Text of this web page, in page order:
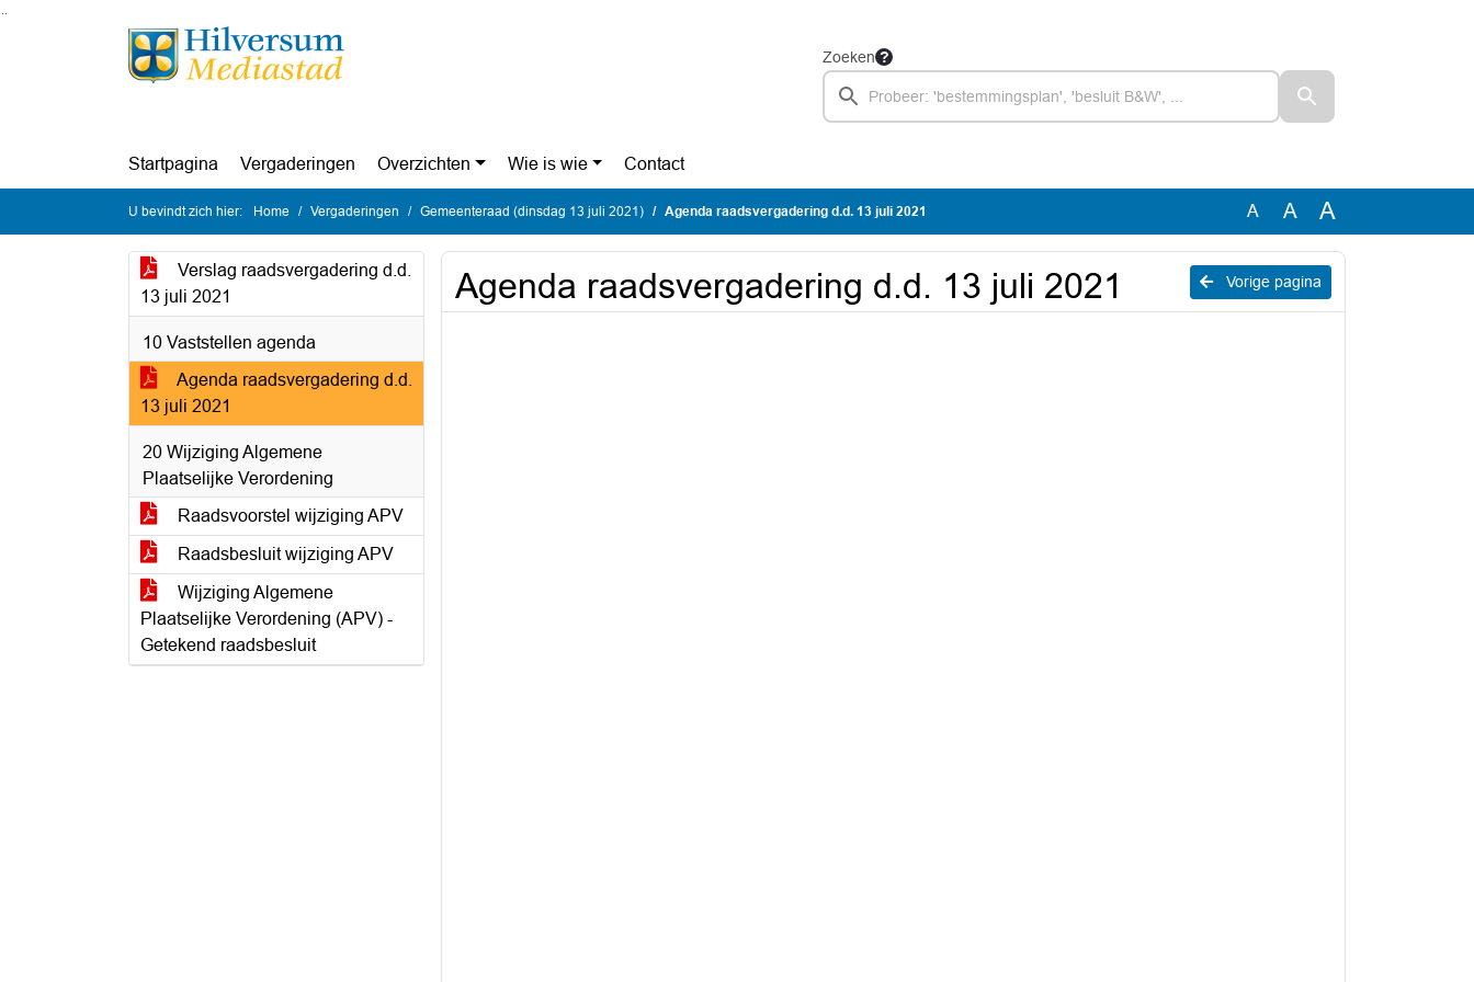
Ga naar de inhoud van deze pagina
Ga naar het zoeken
Ga naar het menu
Zoeken
Startpagina Vergaderingen Overzichten Wie is wie Contact
U bevindt zich hier: Home Vergaderingen Gemeenteraad (dinsdag 13 juli 2021) Agenda raadsvergadering d.d. 13 juli 2021 A A A
Verslag raadsvergadering d.d.
13 juli 2021
10 Vaststellen agenda
Agenda raadsvergadering d.d.
13 juli 2021
20 Wijziging Algemene
Plaatselijke Verordening
Raadsvoorstel wijziging APV
Raadsbesluit wijziging APV
Wijziging Algemene
Plaatselijke Verordening (APV) -
Getekend raadsbesluit
Vorige pagina
Agenda raadsvergadering d.d. 13 juli 2021